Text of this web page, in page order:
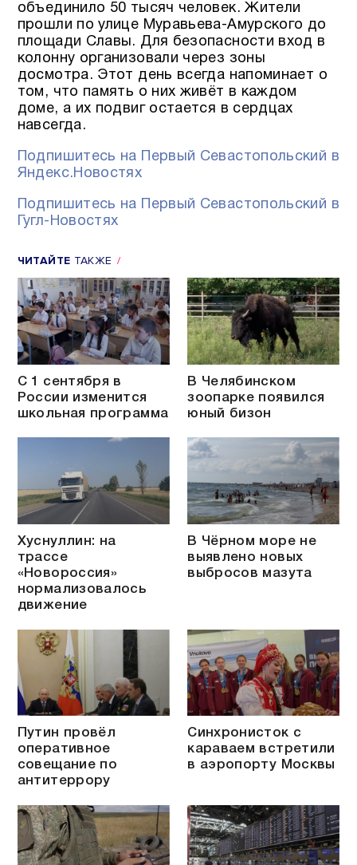
объединило 50 тысяч человек. Жители
прошли по улице Муравьева-Амурского до
площади Славы. Для безопасности вход в
колонну организовали через зоны
досмотра. Этот день всегда напоминает о
том, что память о них живёт в каждом
доме, а их подвиг остается в сердцах
навсегда.
Подпишитесь на Первый Севастопольский в
Яндекс.Новостях
Подпишитесь на Первый Севастопольский в
Гугл-Новостях
ЧИТАЙТЕ ТАКЖЕ
С 1 сентября в
России изменится
школьная программа
В Челябинском
зоопарке появился
юный бизон
Хуснуллин: на
трассе
«Новороссия»
нормализовалось
движение
В Чёрном море не
выявлено новых
выбросов мазута
Путин провёл
оперативное
совещание по
антитеррору
Синхронисток с
караваем встретили
в аэропорту Москвы